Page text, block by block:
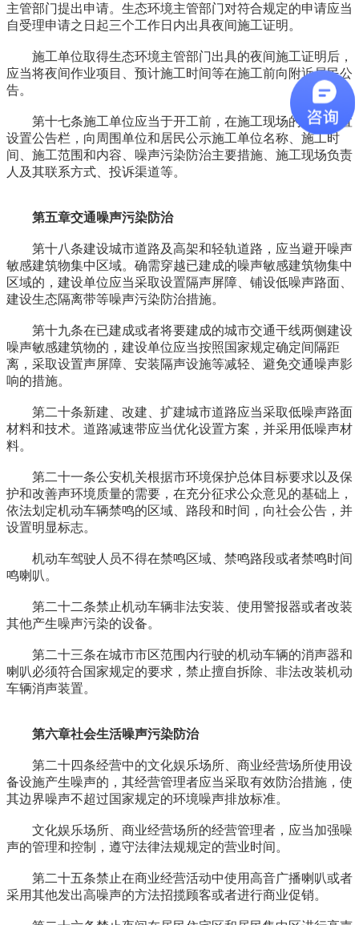
主管部门提出申请。生态环境主管部门对符合规定的申请应当
自受理申请之日起三个工作日内出具夜间施工证明。
施工单位取得生态环境主管部门出具的夜间施工证明后，
应当将夜间作业项目、预计施工时间等在施工前向附近居民公
告。
第十七条施工单位应当于开工前，在施工现场的显著位置
设置公告栏，向周围单位和居民公示施工单位名称、施工时
间、施工范围和内容、噪声污染防治主要措施、施工现场负责
人及其联系方式、投诉渠道等。
第五章交通噪声污染防治
第十八条建设城市道路及高架和轻轨道路，应当避开噪声
敏感建筑物集中区域。确需穿越已建成的噪声敏感建筑物集中
区域的，建设单位应当采取设置隔声屏障、铺设低噪声路面、
建设生态隔离带等噪声污染防治措施。
第十九条在已建成或者将要建成的城市交通干线两侧建设
噪声敏感建筑物的，建设单位应当按照国家规定确定间隔距
离，采取设置声屏障、安装隔声设施等减轻、避免交通噪声影
响的措施。
第二十条新建、改建、扩建城市道路应当采取低噪声路面
材料和技术。道路减速带应当优化设置方案，并采用低噪声材
料。
第二十一条公安机关根据市环境保护总体目标要求以及保
护和改善声环境质量的需要，在充分征求公众意见的基础上，
依法划定机动车辆禁鸣的区域、路段和时间，向社会公告，并
设置明显标志。
机动车驾驶人员不得在禁鸣区域、禁鸣路段或者禁鸣时间
鸣喇叭。
第二十二条禁止机动车辆非法安装、使用警报器或者改装
其他产生噪声污染的设备。
第二十三条在城市市区范围内行驶的机动车辆的消声器和
喇叭必须符合国家规定的要求，禁止擅自拆除、非法改装机动
车辆消声装置。
第六章社会生活噪声污染防治
第二十四条经营中的文化娱乐场所、商业经营场所使用设
备设施产生噪声的，其经营管理者应当采取有效防治措施，使
其边界噪声不超过国家规定的环境噪声排放标准。
文化娱乐场所、商业经营场所的经营管理者，应当加强噪
声的管理和控制，遵守法律法规规定的营业时间。
第二十五条禁止在商业经营活动中使用高音广播喇叭或者
采用其他发出高噪声的方法招揽顾客或者进行商业促销。